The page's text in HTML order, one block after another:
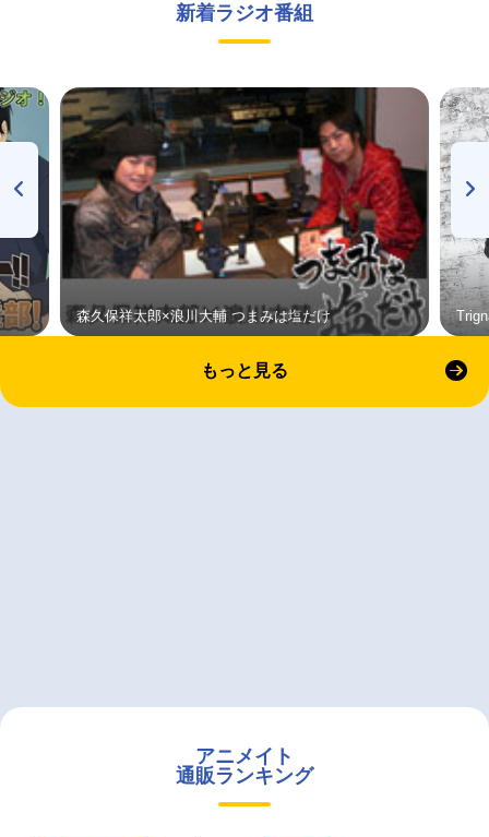
新着ラジオ番組
森久保祥太郎×浪川大輔 つまみは塩だけ
もっと見る
アニメイト
通販ランキング